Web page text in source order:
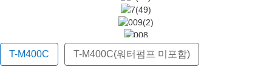
T-M400C T-M400C(워터펌프 미포함)